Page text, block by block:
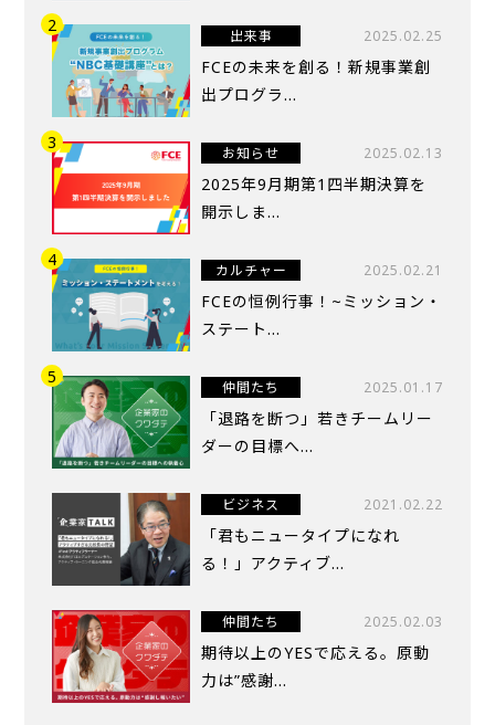
出来事 2025.02.25
FCEの未来を創る！新規事業創
出プログラ...
お知らせ 2025.02.13
2025年9月期第1四半期決算を
開示しま...
カルチャー 2025.02.21
FCEの恒例行事！~ミッション・
ステート...
仲間たち 2025.01.17
「退路を断つ」若きチームリー
ダーの目標へ...
ビジネス 2021.02.22
「君もニュータイプになれ
る！」アクティブ...
仲間たち 2025.02.03
期待以上のYESで応える。原動
力は”感謝...